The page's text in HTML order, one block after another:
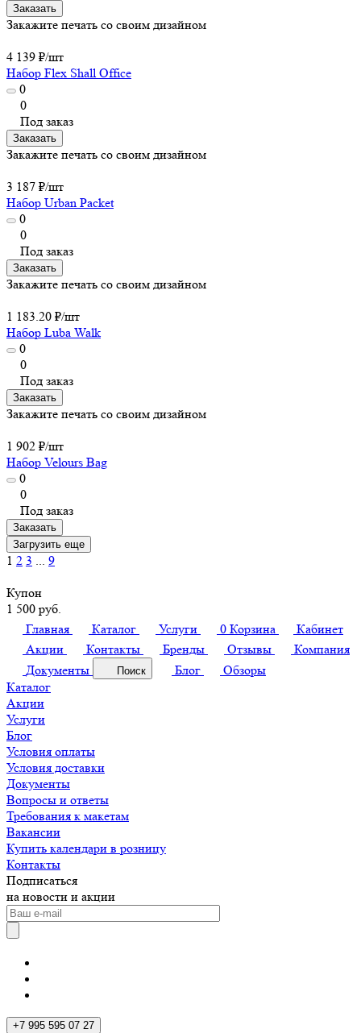
Заказать
Закажите печать со своим дизайном
4 139 ₽/шт
Набор Flex Shall Office
0
0
Под заказ
Заказать
Закажите печать со своим дизайном
3 187 ₽/шт
Набор Urban Packet
0
0
Под заказ
Заказать
Закажите печать со своим дизайном
1 183.20 ₽/шт
Набор Luba Walk
0
0
Под заказ
Заказать
Закажите печать со своим дизайном
1 902 ₽/шт
Набор Velours Bag
0
0
Под заказ
Заказать
Загрузить еще
1 2 3 ... 9
Купон
1 500 руб.
Главная
Каталог Услуги 0 Корзина
Кабинет
Акции
Контакты Бренды Отзывы
Компания
Документы
Поиск Блог
Обзоры
Каталог
Акции
Услуги
Блог
Условия оплаты
Условия доставки
Документы
Вопросы и ответы
Требования к макетам
Вакансии
Купить календари в розницу
Контакты
Подписаться
на новости и акции
+7 995 595 07 27